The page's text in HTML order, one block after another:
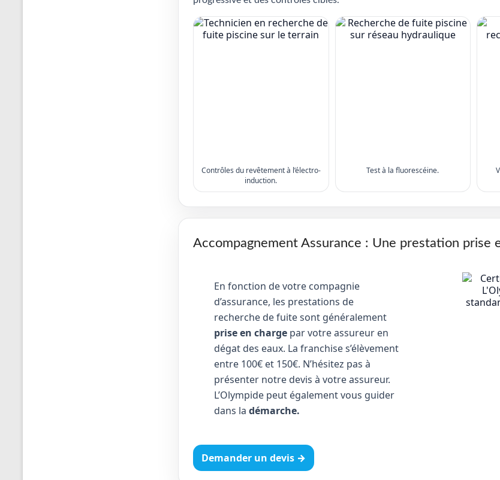
Contrôles du revêtement à l’électro-
induction.
Test à la fluorescéine.
Accompagnement Assurance : Une prestation prise
En fonction de votre compagnie
d’assurance, les prestations de
recherche de fuite sont généralement
prise en charge par votre assureur en
dégat des eaux. La franchise s’élèvement
entre 100€ et 150€. N’hésitez pas à
présenter notre devis à votre assureur.
L’Olympide peut également vous guider
dans la démarche.
Demander un devis →